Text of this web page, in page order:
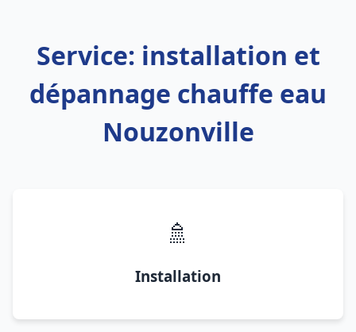
Service: installation et
dépannage chauffe eau
Nouzonville
🚿
Installation